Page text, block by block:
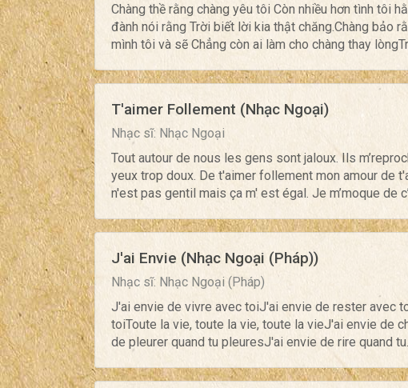
Chàng thề rằng chàng yêu tôi Còn nhiều hơn tình tôi
đành nói rằng Trời biết lời kia thật chăng.Chàng bảo
mình tôi và sẽ Chẳng còn ai làm cho chàng thay
T'aimer Follement (Nhạc Ngoại)
Nhạc sĩ: Nhạc Ngoại
Tout autour de nous les gens sont jaloux. Ils
yeux trop doux. De t'aimer follement mon amour de
n'est pas gentil mais ça m' est égal. Je m’moque de
J'ai Envie (Nhạc Ngoại (Pháp))
Nhạc sĩ: Nhạc Ngoại (Pháp)
J'ai envie de vivre avec toiJ'ai envie de rester avec
toiToute la vie, toute la vie, toute la vieJ'ai envie de
de pleurer quand tu pleuresJ'ai envie de rire quand